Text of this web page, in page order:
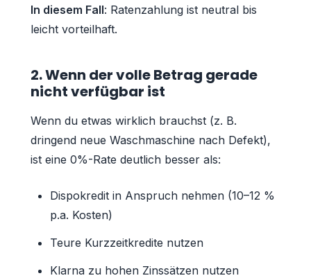
In diesem Fall: Ratenzahlung ist neutral bis
leicht vorteilhaft.
2. Wenn der volle Betrag gerade
nicht verfügbar ist
Wenn du etwas wirklich brauchst (z. B.
dringend neue Waschmaschine nach Defekt),
ist eine 0%-Rate deutlich besser als:
Dispokredit in Anspruch nehmen (10–12 %
p.a. Kosten)
Teure Kurzzeitkredite nutzen
Klarna zu hohen Zinssätzen nutzen